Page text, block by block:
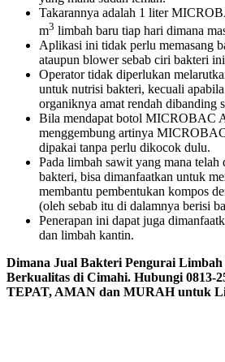
Takarannya adalah 1 liter
m3 limbah baru tiap hari dimana
Aplikasi ini tidak perlu memasang
ataupun blower sebab ciri bakteri
Operator tidak diperlukan
untuk nutrisi bakteri, kecuali
organiknya amat rendah dibanding
Bila mendapat botol MICROBAC
menggembung artinya
dipakai tanpa perlu dikocok dulu.
Pada limbah sawit yang mana telah
bakteri, bisa dimanfaatkan untuk
membantu pembentukan kompos
(oleh sebab itu di dalamnya berisi
Penerapan ini dapat juga
dan limbah kantin.
Dimana Jual Bakteri Pengurai
Berkualitas di Cimahi. Hubungi 0813-
TEPAT, AMAN dan MURAH untuk